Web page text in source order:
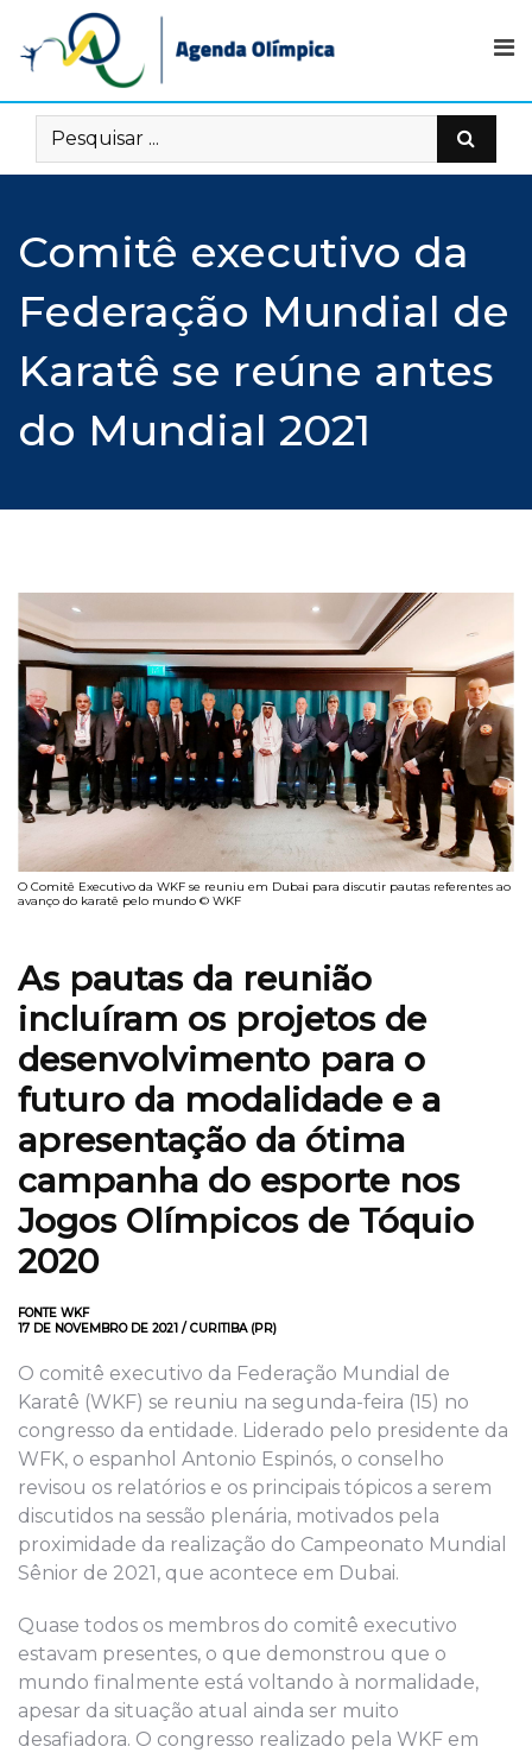
content
Comitê executivo da
Federação Mundial de
Karatê se reúne antes
do Mundial 2021
O Comitê Executivo da WKF se reuniu em Dubai para discutir pautas referentes ao
avanço do karatê pelo mundo © WKF
As pautas da reunião
incluíram os projetos de
desenvolvimento para o
futuro da modalidade e a
apresentação da ótima
campanha do esporte nos
Jogos Olímpicos de Tóquio
2020
FONTE WKF
17 DE NOVEMBRO DE 2021 / CURITIBA (PR)
O comitê executivo da Federação Mundial de
Karatê (WKF) se reuniu na segunda-feira (15) no
congresso da entidade. Liderado pelo presidente da
WFK, o espanhol Antonio Espinós, o conselho
revisou os relatórios e os principais tópicos a serem
discutidos na sessão plenária, motivados pela
proximidade da realização do Campeonato Mundial
Sênior de 2021, que acontece em Dubai.
Quase todos os membros do comitê executivo
estavam presentes, o que demonstrou que o
mundo finalmente está voltando à normalidade,
apesar da situação atual ainda ser muito
desafiadora. O congresso realizado pela WKF em